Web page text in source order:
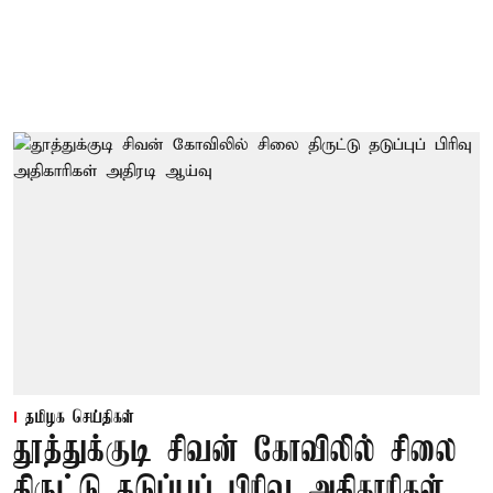
தமிழக செய்திகள்
தூத்துக்குடி சிவன் கோவிலில் சிலை